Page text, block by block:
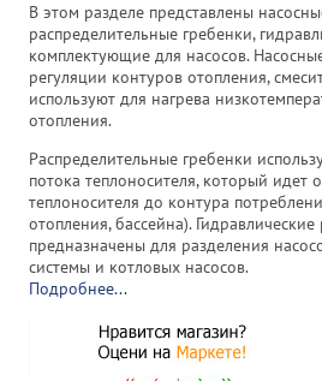
В этом разделе представлены
распределительные гребенки,
комплектующие для насосов.
регуляции контуров отопления,
используют для нагрева
отопления.
Распределительные гребенки
потока теплоносителя, который идет
теплоносителя до контура
отопления, бассейна). Гидравлические
предназначены для разделения
системы и котловых насосов.
Подробнее...